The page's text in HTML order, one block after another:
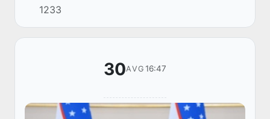
yaxshi biladi.
1233
30AVG 16:47